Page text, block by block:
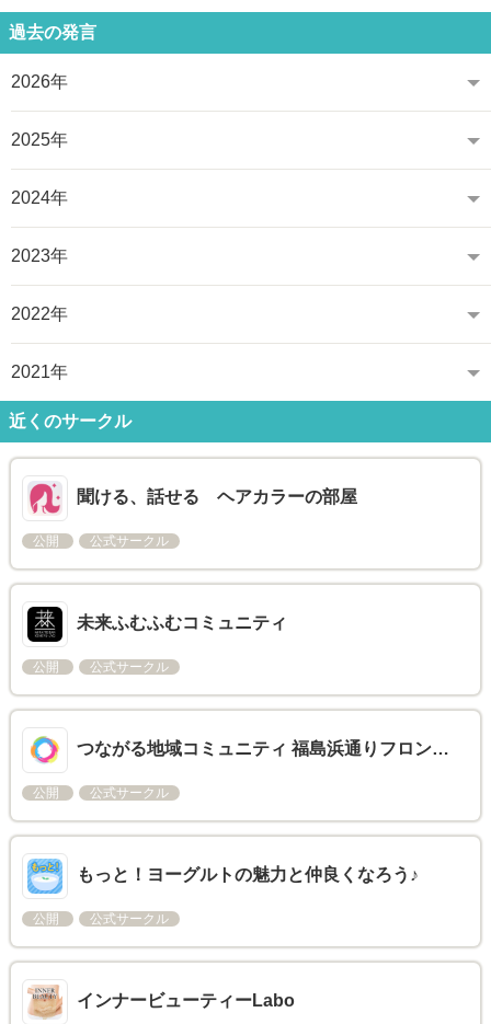
過去の発言
2026年
2025年
2024年
2023年
2022年
2021年
近くのサークル
聞ける、話せる ヘアカラーの部屋
公開 公式サークル
未来ふむふむコミュニティ
公開 公式サークル
つながる地域コミュニティ 福島浜通りフロン…
公開 公式サークル
もっと！ヨーグルトの魅力と仲良くなろう♪
公開 公式サークル
インナービューティーLabo